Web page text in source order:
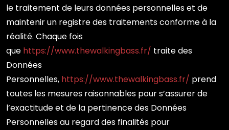
le traitement de leurs données personnelles et de
maintenir un registre des traitements conforme à la
réalité. Chaque fois
que https://www.thewalkingbass.fr/ traite des
Données
Personnelles, https://www.thewalkingbass.fr/ prend
toutes les mesures raisonnables pour s’assurer de
l’exactitude et de la pertinence des Données
Personnelles au regard des finalités pour